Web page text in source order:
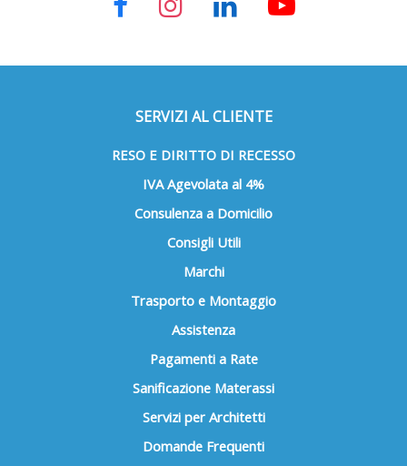
SERVIZI AL CLIENTE
RESO E DIRITTO DI RECESSO
IVA Agevolata al 4%
Consulenza a Domicilio
Consigli Utili
Marchi
Trasporto e Montaggio
Assistenza
Pagamenti a Rate
Sanificazione Materassi
Servizi per Architetti
Domande Frequenti